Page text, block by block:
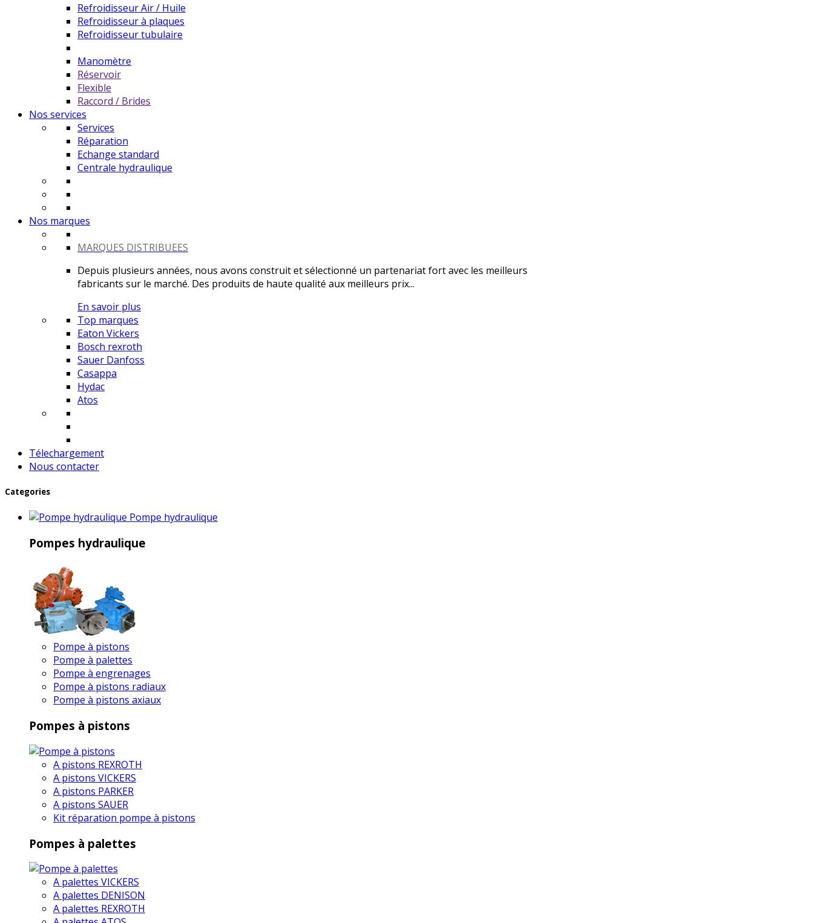
Refroidisseur Air / Huile
Refroidisseur à plaques
Refroidisseur tubulaire
Manomètre
Réservoir
Flexible
Raccord / Brides
Nos services
Services
Réparation
Echange standard
Centrale hydraulique
Nos marques
MARQUES DISTRIBUEES
Depuis plusieurs années, nous avons construit et sélectionné un partenariat fort avec les meilleurs
fabricants sur le marché. Des produits de haute qualité aux meilleurs prix...
En savoir plus
Top marques
Eaton Vickers
Bosch rexroth
Sauer Danfoss
Casappa
Hydac
Atos
Télechargement
Nous contacter
Categories
Pompe hydraulique
Pompes hydraulique
Pompe à pistons
Pompe à palettes
Pompe à engrenages
Pompe à pistons radiaux
Pompe à pistons axiaux
Pompes à pistons
A pistons REXROTH
A pistons VICKERS
A pistons PARKER
A pistons SAUER
Kit réparation pompe à pistons
Pompes à palettes
A palettes VICKERS
A palettes DENISON
A palettes REXROTH